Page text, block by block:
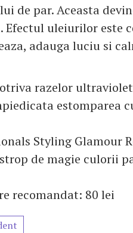
de par. Aceasta
Efectul uleiurilor este
adauga luciu si
razelor
estomparea
Styling Glamour
de magie culorii
recomandat: 80 lei